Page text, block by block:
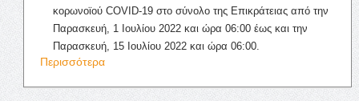
κορωνοϊού COVID-19 στο σύνολο της Επικράτειας από την
Παρασκευή, 1 Ιουλίου 2022 και ώρα 06:00 έως και την
Παρασκευή, 15 Ιουλίου 2022 και ώρα 06:00.
Περισσότερα